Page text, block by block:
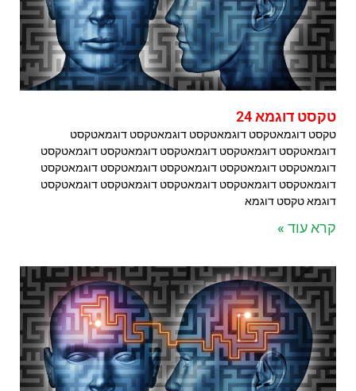
טקסט דוגמא 24
טקסט דוגמאטקסט דוגמאטקסט דוגמאטקסט דוגמאטקסט
דוגמאטקסט דוגמאטקסט דוגמאטקסט דוגמאטקסט דוגמאטקסט
דוגמאטקסט דוגמאטקסט דוגמאטקסט דוגמאטקסט דוגמאטקסט
דוגמאטקסט דוגמאטקסט דוגמאטקסט דוגמאטקסט דוגמאטקסט
דוגמא טקסט דוגמא
קרא עוד »